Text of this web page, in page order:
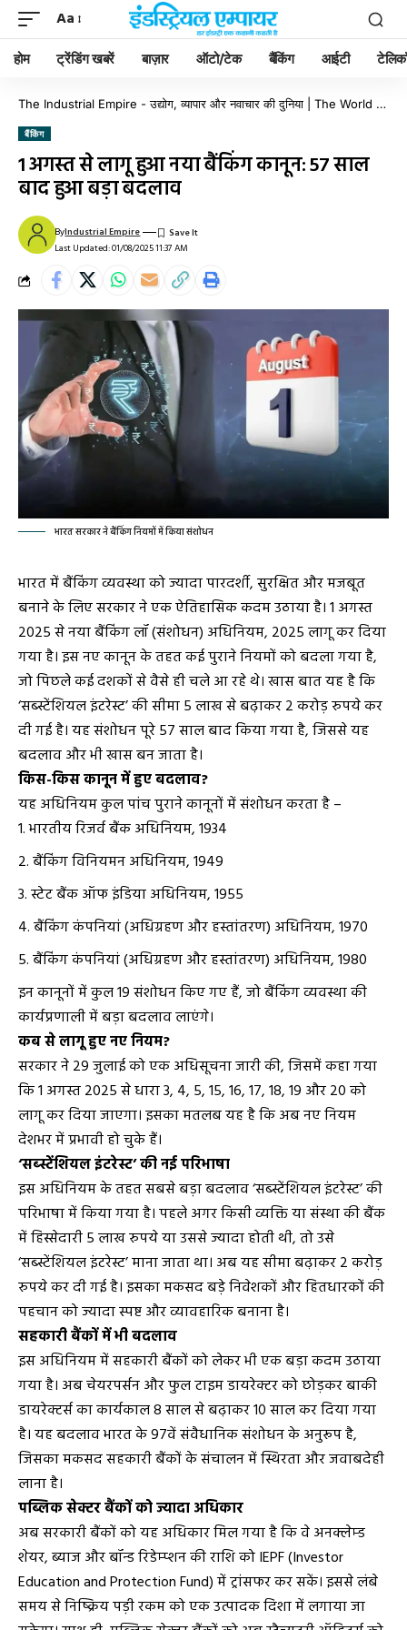
Aa
होम ट्रेंडिंग खबरें बाज़ार ऑटो/टेक बैंकिंग आईटी
The Industrial Empire - उद्योग, व्यापार और नवाचार की दुनिया | The World of Industry, Business & Innovation
बैंकिंग
1 अगस्त से लागू हुआ नया बैंकिंग कानून: 57 साल
बाद हुआ बड़ा बदलाव
Last Updated: 01/08/2025 11:37 AM
ByIndustrial Empire
भारत सरकार ने बैंकिंग नियमों में किया संशोधन
भारत में बैंकिंग व्यवस्था को ज्यादा पारदर्शी, सुरक्षित और मजबूत
बनाने के लिए सरकार ने एक ऐतिहासिक कदम उठाया है। 1 अगस्त
2025 से नया बैंकिंग लॉ (संशोधन) अधिनियम, 2025 लागू कर दिया
गया है। इस नए कानून के तहत कई पुराने नियमों को बदला गया है,
जो पिछले कई दशकों से वैसे ही चले आ रहे थे। खास बात यह है कि
‘सब्स्टेंशियल इंटरेस्ट’ की सीमा 5 लाख से बढ़ाकर 2 करोड़ रुपये कर
दी गई है। यह संशोधन पूरे 57 साल बाद किया गया है, जिससे यह
बदलाव और भी खास बन जाता है।
किस-किस कानून में हुए बदलाव?
यह अधिनियम कुल पांच पुराने कानूनों में संशोधन करता है –
भारतीय रिजर्व बैंक अधिनियम, 1934
बैंकिंग विनियमन अधिनियम, 1949
स्टेट बैंक ऑफ इंडिया अधिनियम, 1955
बैंकिंग कंपनियां (अधिग्रहण और हस्तांतरण) अधिनियम, 1970
बैंकिंग कंपनियां (अधिग्रहण और हस्तांतरण) अधिनियम, 1980
इन कानूनों में कुल 19 संशोधन किए गए हैं, जो बैंकिंग व्यवस्था की
कार्यप्रणाली में बड़ा बदलाव लाएंगे।
कब से लागू हुए नए नियम?
सरकार ने 29 जुलाई को एक अधिसूचना जारी की, जिसमें कहा गया
कि 1 अगस्त 2025 से धारा 3, 4, 5, 15, 16, 17, 18, 19 और 20 को
लागू कर दिया जाएगा। इसका मतलब यह है कि अब नए नियम
देशभर में प्रभावी हो चुके हैं।
‘सब्स्टेंशियल इंटरेस्ट’ की नई परिभाषा
इस अधिनियम के तहत सबसे बड़ा बदलाव ‘सब्स्टेंशियल इंटरेस्ट’ की
परिभाषा में किया गया है। पहले अगर किसी व्यक्ति या संस्था की बैंक
में हिस्सेदारी 5 लाख रुपये या उससे ज्यादा होती थी, तो उसे
‘सब्स्टेंशियल इंटरेस्ट’ माना जाता था। अब यह सीमा बढ़ाकर 2 करोड़
रुपये कर दी गई है। इसका मकसद बड़े निवेशकों और हितधारकों की
पहचान को ज्यादा स्पष्ट और व्यावहारिक बनाना है।
सहकारी बैंकों में भी बदलाव
इस अधिनियम में सहकारी बैंकों को लेकर भी एक बड़ा कदम उठाया
गया है। अब चेयरपर्सन और फुल टाइम डायरेक्टर को छोड़कर बाकी
डायरेक्टर्स का कार्यकाल 8 साल से बढ़ाकर 10 साल कर दिया गया
है। यह बदलाव भारत के 97वें संवैधानिक संशोधन के अनुरूप है,
जिसका मकसद सहकारी बैंकों के संचालन में स्थिरता और जवाबदेही
लाना है।
पब्लिक सेक्टर बैंकों को ज्यादा अधिकार
अब सरकारी बैंकों को यह अधिकार मिल गया है कि वे अनक्लेम्ड
शेयर, ब्याज और बॉन्ड रिडेम्प्शन की राशि को IEPF (Investor
Education and Protection Fund) में ट्रांसफर कर सकें। इससे लंबे
समय से निष्क्रिय पड़ी रकम को एक उत्पादक दिशा में लगाया जा